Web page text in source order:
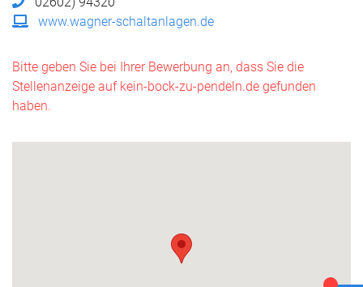
www.wagner-schaltanlagen.de
Bitte geben Sie bei Ihrer Bewerbung an, dass Sie die
Stellenanzeige auf kein-bock-zu-pendeln.de gefunden
haben.